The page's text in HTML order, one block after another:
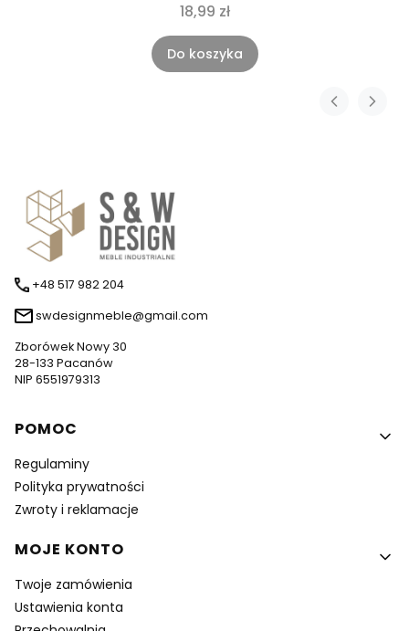
18,99 zł
Do koszyka
+48 517 982 204
swdesignmeble@gmail.com
Zborówek Nowy 30
28-133 Pacanów
NIP 6551979313
Linki w stopce
POMOC
Regulaminy
Polityka prywatności
Zwroty i reklamacje
MOJE KONTO
Twoje zamówienia
Ustawienia konta